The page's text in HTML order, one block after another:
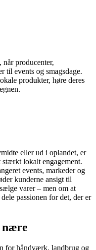
producenter,
til events og smagsdage.
produkter, høre deres
eller ud i oplandet, er
lokalt engagement.
events, markeder og
kunderne ansigt til
varer – men om at
passionen for det, der er
nære
for håndværk, landbrug og